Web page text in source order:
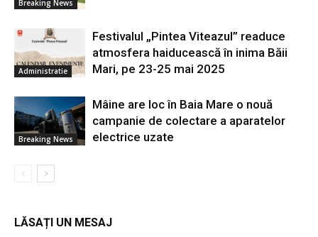
Breaking News
Administratie
Festivalul „Pintea Viteazul” readuce
atmosfera haiducească în inima Băii
Mari, pe 23-25 mai 2025
Breaking News
Mâine are loc în Baia Mare o nouă
campanie de colectare a aparatelor
electrice uzate
LĂSAȚI UN MESAJ